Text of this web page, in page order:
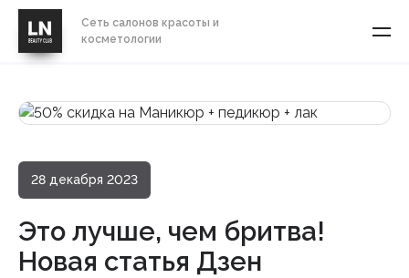
Сеть салонов красоты и
косметологии
28 декабря 2023
Это лучше, чем бритва!
Новая статья Дзен